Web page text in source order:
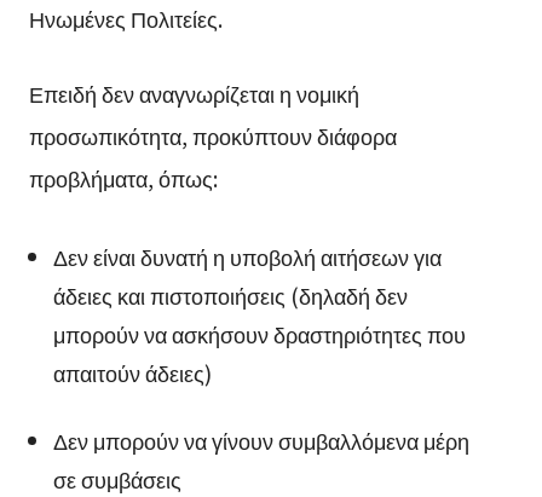
Ηνωμένες Πολιτείες.
Επειδή δεν αναγνωρίζεται η νομική
προσωπικότητα, προκύπτουν διάφορα
προβλήματα, όπως:
Δεν είναι δυνατή η υποβολή αιτήσεων για
άδειες και πιστοποιήσεις (δηλαδή δεν
μπορούν να ασκήσουν δραστηριότητες που
απαιτούν άδειες)
Δεν μπορούν να γίνουν συμβαλλόμενα μέρη
σε συμβάσεις